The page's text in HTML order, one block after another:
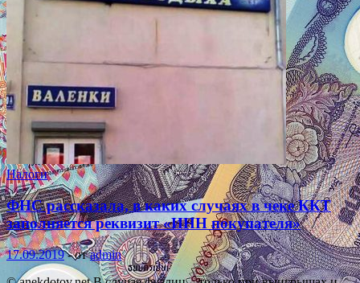
Налоги
ФНС рассказала, в каких случаях в чеке ККТ
заполняется реквизит «ИНН покупателя»
17.09.2019-отadmin